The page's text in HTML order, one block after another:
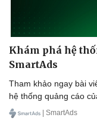
Khám phá hệ
SmartAds
Tham khảo ngay bài
hệ thống quảng cáo
| SmartAds